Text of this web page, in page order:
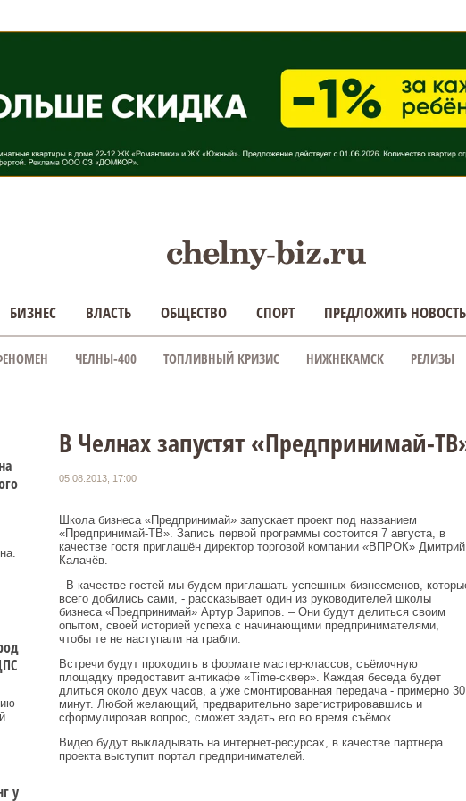
БИЗНЕС ВЛАСТЬ ОБЩЕСТВО СПОРТ ПРЕДЛОЖИТЬ НОВОСТЬ
ЧЕЛНЫ-400 ТОПЛИВНЫЙ КРИЗИС НИЖНЕКАМСК РЕЛИЗЫ
у
В Челнах запустят «Предпринимай-
05.08.2013, 17:00
Школа бизнеса «Предпринимай» запускает проект под названием
«Предпринимай-ТВ». Запись первой программы состоится 7 августа, в
качестве гостя приглашён директор торговой компании «ВПРОК» Дмитрий
Калачёв.
- В качестве гостей мы будем приглашать успешных бизнесменов,
всего добились сами, - рассказывает один из руководителей школы
бизнеса «Предпринимай» Артур Зарипов. – Они будут делиться своим
опытом, своей историей успеха с начинающими предпринимателями,
чтобы те не наступали на грабли.
Встречи будут проходить в формате мастер-классов, съёмочную
площадку предоставит антикафе «Time-сквер». Каждая беседа будет
длиться около двух часов, а уже смонтированная передача - примерно 30
минут. Любой желающий, предварительно зарегистрировавшись и
сформулировав вопрос, сможет задать его во время съёмок.
Видео будут выкладывать на интернет-ресурсах, в качестве партнера
проекта выступит портал предпринимателей.